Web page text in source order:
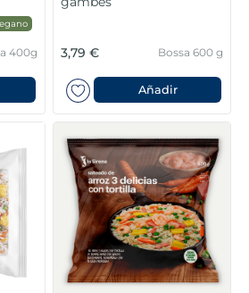
400g 3,79 € Bossa 600 g
Añadir